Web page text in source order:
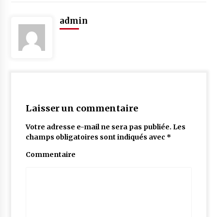
admin
Laisser un commentaire
Votre adresse e-mail ne sera pas publiée. Les
champs obligatoires sont indiqués avec *
Commentaire